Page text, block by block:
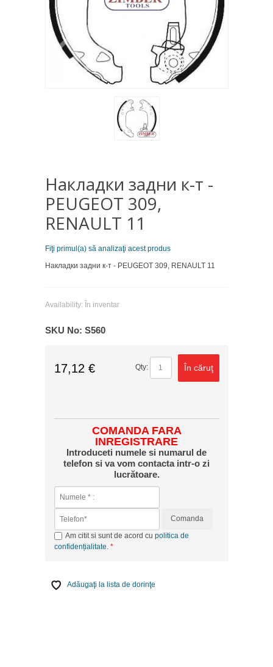
Накладки задни к-т -
PEUGEOT 309,
RENAULT 11
Fiţi primul(a) să analizaţi acest produs
Накладки задни к-т - PEUGEOT 309, RENAULT 11
Availability: În inventar
SKU No: S560
17,12 € Qty: În căruţ
COMANDA FARA
INREGISTRARE
Introduceti numele si numarul de
telefon si va vom contacta intr-o zi
lucrătoare.
Comanda
Am citit si sunt de acord cu politica de
confidențialitate.
Adăugaţi la lista de dorinţe